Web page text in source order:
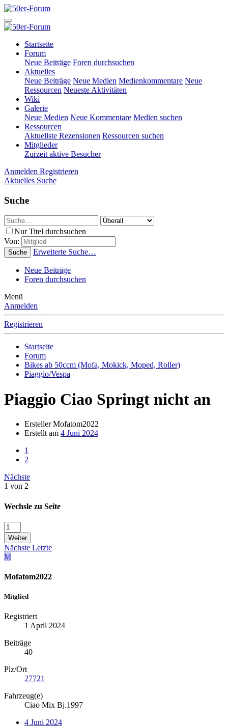
Startseite
Forum
Neue Beiträge Foren durchsuchen
Aktuelles
Neue Beiträge Neue Medien Medienkommentare Neue
Ressourcen Neueste Aktivitäten
Wiki
Galerie
Neue Medien Neue Kommentare Medien suchen
Ressourcen
Aktuellste Rezensionen Ressourcen suchen
Mitglieder
Zurzeit aktive Besucher
Anmelden Registrieren
Aktuelles Suche
Suche
Nur Titel durchsuchen
Von:
Suche Erweiterte Suche…
Neue Beiträge
Foren durchsuchen
Menü
Anmelden
Registrieren
Startseite
Forum
Bikes ab 50ccm (Mofa, Mokick, Moped, Roller)
Piaggio/Vespa
Piaggio Ciao Springt nicht an
ErstellerMofatom2022
Erstellt am 4 Juni 2024
1
2
Nächste
1 von 2
Wechsle zu Seite
Weiter
Nächste Letzte
M
Mofatom2022
Mitglied
Registriert
1 April 2024
Beiträge
40
Plz/Ort
27721
Fahrzeug(e)
Ciao Mix Bj.1997
4 Juni 2024